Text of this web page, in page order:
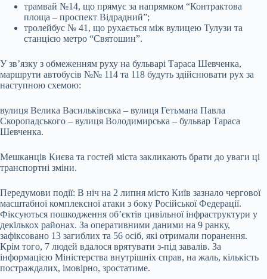
трамвай №14, що прямує за напрямком “Контрактова
площа – проспект Відрадний”;
тролейбус № 41, що рухається між вулицею Тулузи та
станцією метро “Святошин”.
У зв’язку з обмеженням руху на бульварі Тараса Шевченка,
маршрути автобусів №№ 114 та 118 будуть здійснювати рух за
наступною схемою:
вулиця Велика Васильківська – вулиця Гетьмана Павла
Скоропадського – вулиця Володимирська – бульвар Тараса
Шевченка.
Мешканців Києва та гостей міста закликають брати до уваги ці
транспортні зміни.
Передумови події: В ніч на 2 липня місто Київ зазнало чергової
масштабної комплексної атаки з боку Російської Федерації.
Фіксуються пошкодження об’єктів цивільної інфраструктури у
декількох районах. За оперативними даними на 9 ранку,
зафіксовано 13 загиблих та 56 осіб, які отримали поранення.
Крім того, 7 людей вдалося врятувати з-під завалів. За
інформацією Міністерства внутрішніх справ, на жаль, кількість
постраждалих, імовірно, зростатиме.